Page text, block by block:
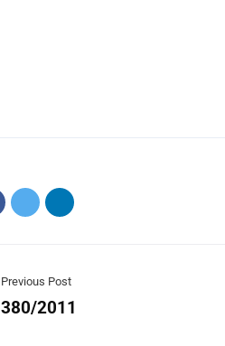
Previous Post
380/2011